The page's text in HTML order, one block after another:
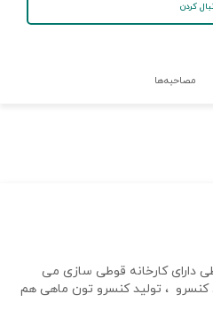
کردن
مصاحبه‌ها
دارای کارخانه قوطی سازی می
کنسرو ، تولید کنسرو تون ماهی هم